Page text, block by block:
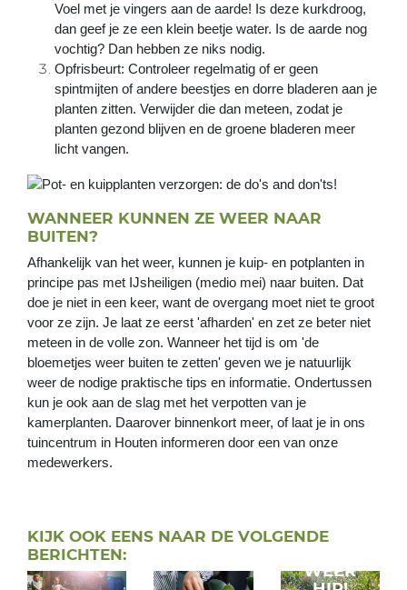
Voel met je vingers aan de aarde! Is deze kurkdroog,
dan geef je ze een klein beetje water. Is de aarde nog
vochtig? Dan hebben ze niks nodig.
Opfrisbeurt: Controleer regelmatig of er geen
spintmijten of andere beestjes en dorre bladeren aan je
planten zitten. Verwijder die dan meteen, zodat je
planten gezond blijven en de groene bladeren meer
licht vangen.
WANNEER KUNNEN ZE WEER NAAR
BUITEN?
Afhankelijk van het weer, kunnen je kuip- en potplanten in
principe pas met IJsheiligen (medio mei) naar buiten. Dat
doe je niet in een keer, want de overgang moet niet te groot
voor ze zijn. Je laat ze eerst 'afharden' en zet ze beter niet
meteen in de volle zon. Wanneer het tijd is om 'de
bloemetjes weer buiten te zetten' geven we je natuurlijk
weer de nodige praktische tips en informatie. Ondertussen
kun je ook aan de slag met het verpotten van je
kamerplanten. Daarover binnenkort meer, of laat je in ons
tuincentrum in Houten informeren door een van onze
medewerkers.
KIJK OOK EENS NAAR DE VOLGENDE
BERICHTEN:
GRIND
WEER